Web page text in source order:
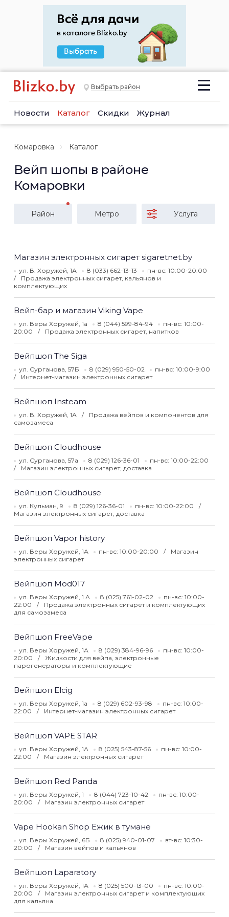
Выбрать район
Новости Каталог Скидки Журнал
Комаровка Каталог
Вейп шопы в районе
Комаровки
Район Метро Услуга
Магазин электронных сигарет sigaretnet.by
ул. В. Хоружей, 1А 8 (033) 662-13-13
пн-вс: 10:00-20:00
Продажа электронных сигарет, кальянов и
комплектующих
Вейп-бар и магазин Viking Vape
ул. Веры Хоружей, 1a 8 (044) 599-84-94
пн-вс: 10:00-
20:00
Продажа электронных сигарет, напитков
Вейпшоп The Siga
ул. Сурганова, 57Б 8 (029) 950-50-02
пн-вс: 10:00-9:00
Интернет-магазин электронных сигарет
Вейпшоп Insteam
ул. В. Хоружей, 1А
Продажа вейпов и компонентов для
самозамеса
Вейпшоп Сloudhouse
ул. Сурганова, 57а 8 (029) 126-36-01
пн-вс: 10:00-22:00
Магазин электронных сигарет, доставка
Вейпшоп Сloudhouse
ул. Кульман, 9 8 (029) 126-36-01
пн-вс: 10:00-22:00
Магазин электронных сигарет, доставка
Вейпшоп Vapor history
ул. Веры Хоружей, 1А пн-вс: 10:00-20:00
Магазин
электронных сигарет
Вейпшоп Mod017
ул. Веры Хоружей, 1 А 8 (025) 761-02-02
пн-вс: 10:00-
22:00
Продажа электронных сигарет и комплектующих
для самозамеса
Вейпшоп FreeVape
ул. Веры Хоружей, 1А 8 (029) 384-96-96
пн-вс: 10:00-
20:00
Жидкости для вейпа, электронные
парогенераторы и комплектующие
Вейпшоп Elcig
ул. Веры Хоружей, 1а 8 (029) 602-93-98
пн-вс: 10:00-
22:00
Интернет-магазин электронных сигарет
Вейпшоп VAPE STAR
ул. Веры Хоружей, 1А 8 (025) 543-87-56
пн-вс: 10:00-
22:00
Магазин электронных сигарет
Вейпшоп Red Panda
ул. Веры Хоружей, 1 8 (044) 723-10-42
пн-вс: 10:00-
20:00
Магазин электронных сигарет
Vape Hookan Shop Ежик в тумане
ул. Веры Хоружей, 6Б 8 (025) 940-01-07
вт-вс: 10:30-
20:00
Магазин вейпов и кальянов
Вейпшоп Laparatory
ул. Веры Хоружей, 1А 8 (025) 500-13-00
пн-вс: 10:00-
20:00
Магазин электронных сигарет и комплектующих
для кальяна